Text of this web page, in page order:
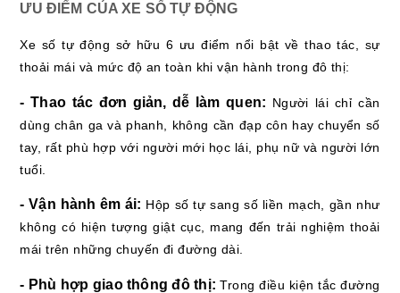
ƯU ĐIỂM CỦA XE SỐ TỰ ĐỘNG
Xe số tự động sở hữu 6 ưu điểm nổi bật về thao tác, sự
thoải mái và mức độ an toàn khi vận hành trong đô thị:
- Thao tác đơn giản, dễ làm quen: Người lái chỉ cần
dùng chân ga và phanh, không cần đạp côn hay chuyển số
tay, rất phù hợp với người mới học lái, phụ nữ và người lớn
tuổi.
- Vận hành êm ái: Hộp số tự sang số liền mạch, gần như
không có hiện tượng giật cục, mang đến trải nghiệm thoải
mái trên những chuyến đi đường dài.
- Phù hợp giao thông đô thị:Trong điều kiện tắc đường